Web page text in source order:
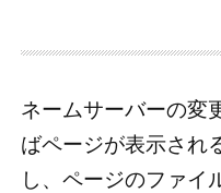
ネームサーバーの変
ばページが表示され
し、ページのファイ